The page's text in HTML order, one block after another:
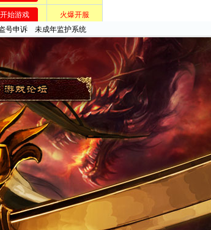
未成年监护系统
号申诉